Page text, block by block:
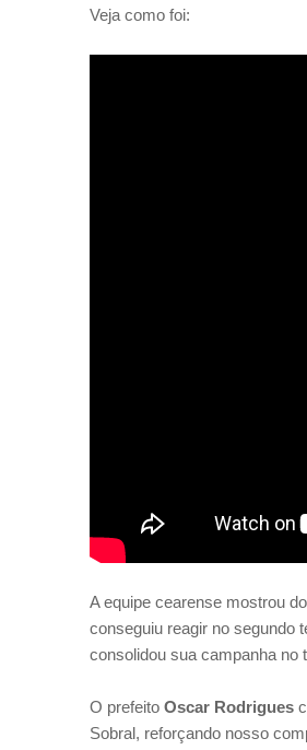
Veja como foi:
A equipe cearense mostrou
conseguiu reagir no segundo
consolidou sua campanha no
O prefeito Oscar Rodrigues
Sobral, reforçando nosso